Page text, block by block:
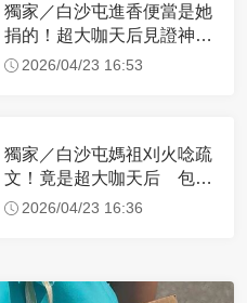
獨家／白沙屯進香便當是她
捐的！超大咖天后見證神
蹟 一靠近媽祖就爆哭
2026/04/23 16:53
獨家／白沙屯媽祖刈火唸疏
文！竟是超大咖天后 包尿
布忍尿5小時不喊累
2026/04/23 16:36